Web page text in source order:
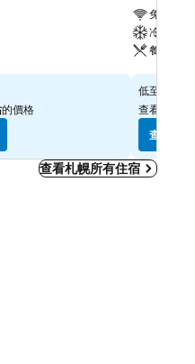
的價格
免費 Wi-Fi
冷氣
餐廳
查看價格
低至
查看
查看價格
查看札幌所有住宿